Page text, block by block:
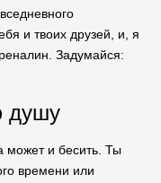
и твоих друзей, и, я
Задумайся:
душу
может и бесить. Ты
времени или